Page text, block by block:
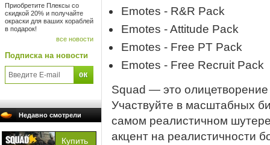
Приобретите Плексы со
скидкой 20% и получайте
окраски для ваших кораблей
в подарок!
все новости
Подписка на новости
Недавно смотрели
Emotes - R&R Pack
Emotes - Attitude Pack
Emotes - Free PT Pack
Emotes - Free Recruit Pack
Squad — это олицетворение
Участвуйте в масштабных
самом реалистичном
акцент на реалистичности